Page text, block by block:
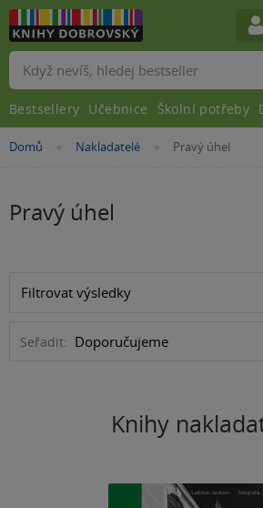
Nacházíte
Domů »
Nakladatelé »Pravý úhel
Pravý úhel
Filtrovat výsledky
Seřadit:
Knihy
Vyhledávání
Bestsellery Učebnice Školní potřeby